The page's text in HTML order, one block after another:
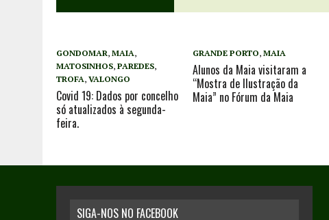
GONDOMAR, MAIA,
MATOSINHOS, PAREDES,
TROFA, VALONGO
Covid 19: Dados por concelho
só atualizados à segunda-
feira.
GRANDE PORTO,MAIA
Alunos da Maia visitaram a
“Mostra de Ilustração da
Maia” no Fórum da Maia
SIGA-NOS NO FACEBOOK